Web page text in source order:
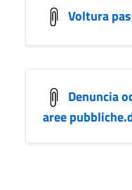
Voltura
Denuncia
aree